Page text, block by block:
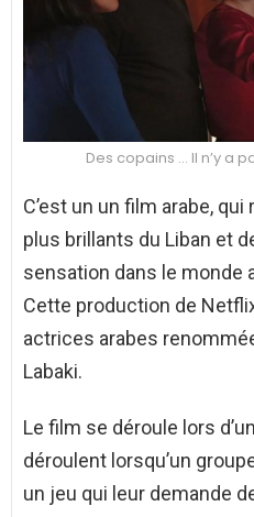
Des copains … Il n’y a
C’est un un film arabe,
plus brillants du Liban et
sensation dans le monde
Cette production de
actrices arabes
Labaki.
Le film se déroule lors
déroulent lorsqu’un
un jeu qui leur demande